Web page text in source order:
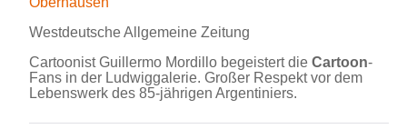
Westdeutsche Allgemeine Zeitung
Cartoonist Guillermo Mordillo begeistert die Cartoon-
Fans in der Ludwiggalerie. Großer Respekt vor dem
Lebenswerk des 85-jährigen Argentiniers.